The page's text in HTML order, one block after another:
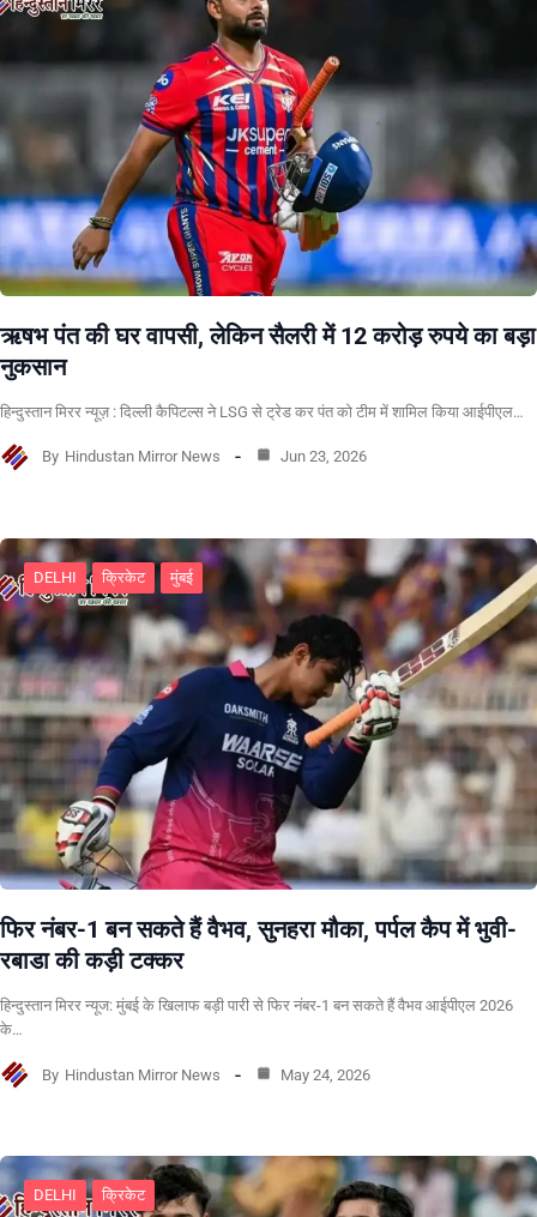
ऋषभ पंत की घर वापसी, लेकिन सैलरी में 12 करोड़ रुपये का बड़ा
नुकसान
हिन्दुस्तान मिरर न्यूज़ : दिल्ली कैपिटल्स ने LSG से ट्रेड कर पंत को टीम में शामिल किया आईपीएल…
By Hindustan Mirror News Jun 23, 2026
DELHI क्रिकेट मुंबई
फिर नंबर-1 बन सकते हैं वैभव, सुनहरा मौका, पर्पल कैप में भुवी-
रबाडा की कड़ी टक्कर
हिन्दुस्तान मिरर न्यूज: मुंबई के खिलाफ बड़ी पारी से फिर नंबर-1 बन सकते हैं वैभव आईपीएल 2026
के…
By Hindustan Mirror News May 24, 2026
DELHI क्रिकेट